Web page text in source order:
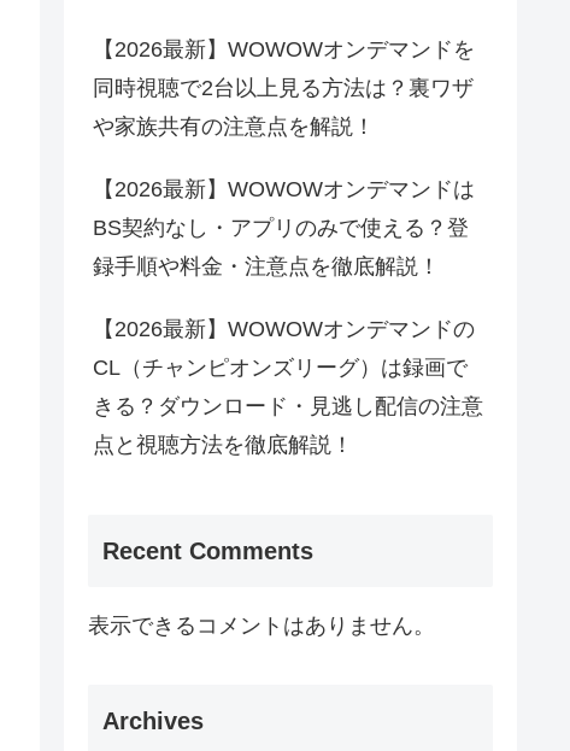
【2026最新】WOWOWオンデマンドを
同時視聴で2台以上見る方法は？裏ワザ
や家族共有の注意点を解説！
【2026最新】WOWOWオンデマンドは
BS契約なし・アプリのみで使える？登
録手順や料金・注意点を徹底解説！
【2026最新】WOWOWオンデマンドの
CL（チャンピオンズリーグ）は録画で
きる？ダウンロード・見逃し配信の注意
点と視聴方法を徹底解説！
Recent Comments
表示できるコメントはありません。
Archives